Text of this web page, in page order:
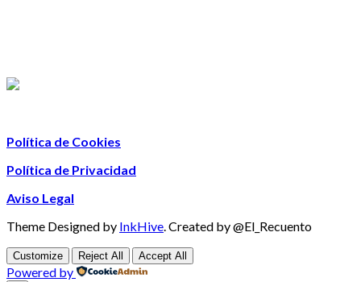
Política de Cookies
Política de Privacidad
Aviso Legal
Theme Designed by InkHive.Created by @El_Recuento
Customize Reject All Accept All
Powered by